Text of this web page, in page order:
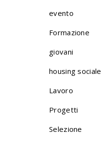
evento
Formazione
giovani
housing sociale
Lavoro
Progetti
Selezione